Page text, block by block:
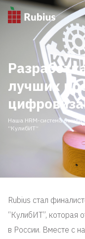
лучших
Наша HRM-система вошла
“КулибИТ”
Rubius стал
“КулибИТ”, которая
в России. Вместе с